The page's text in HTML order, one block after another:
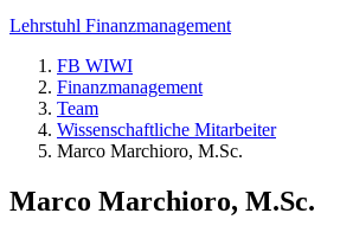
Lehrstuhl Finanzmanagement
FB WIWI
Finanzmanagement
Team
Wissenschaftliche Mitarbeiter
Marco Marchioro, M.Sc.
Marco Marchioro, M.Sc.